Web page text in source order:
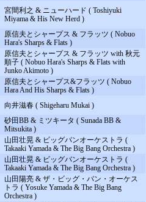
宮間利之 & ニューハード ( Toshiyuki
Miyama & His New Herd )
原信夫とシャープス & フラッツ ( Nobuo
Hara's Sharps & Flats )
原信夫とシャープス & フラッツ with 秋元
順子 ( Nobuo Hara's Sharps & Flats with
Junko Akimoto )
原信夫とシャープス&フラッツ ( Nobuo
Hara And His Sharps & Flats )
向井滋春 ( Shigeharu Mukai )
砂田BB & ミツキータ ( Sunada BB &
Mitsukita )
山田壮晃 & ビッグバンオーケストラ (
Takaaki Yamada & The Big Bang Orchestra )
山田壮晃 & ビッグバンオーケストラ (
Takaaki Yamada & The Big Bang Orchestra )
山田陽亮 & ザ・ビッグ・バン・オーケス
トラ ( Yosuke Yamada & The Big Bang
Orchestra )